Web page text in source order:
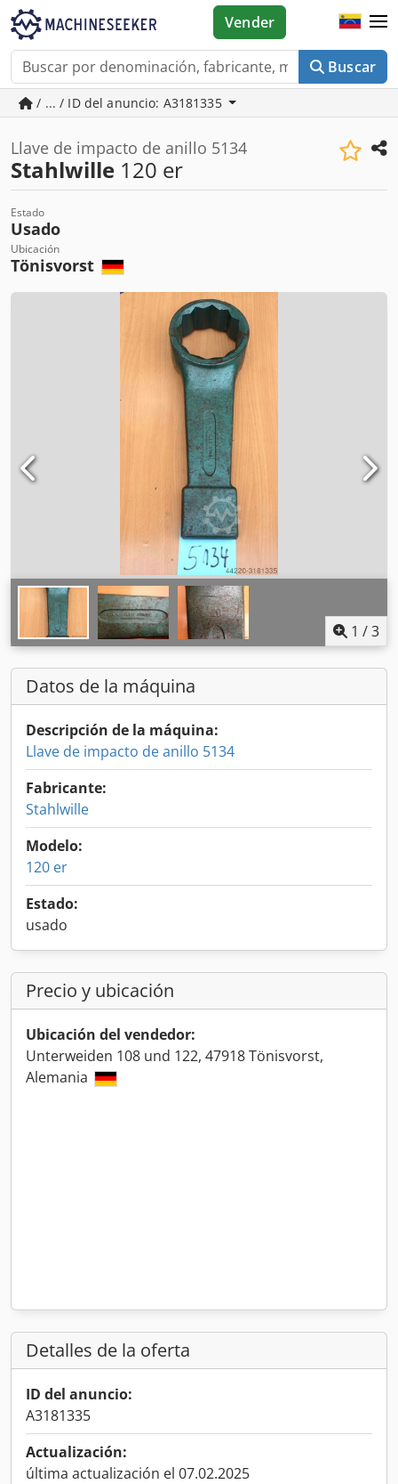
Buscar
Vender
/ ... / ID del anuncio: A3181335
Llave de impacto de anillo 5134
Stahlwille 120 er
Estado
Usado
Ubicación
Tönisvorst
1 /3
Datos de la máquina
Descripción de la máquina:
Llave de impacto de anillo 5134
Fabricante:
Stahlwille
Modelo:
120 er
Estado:
usado
Precio y ubicación
Ubicación del vendedor:
Unterweiden 108 und 122, 47918 Tönisvorst,
Alemania
Detalles de la oferta
ID del anuncio:
A3181335
Actualización:
última actualización el 07.02.2025